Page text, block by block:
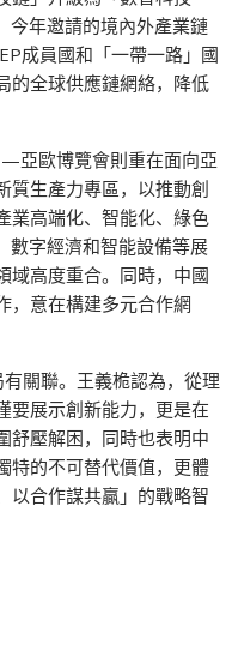
今年邀請的境內外產業鏈
成員國和「一帶一路」國
的全球供應鏈網絡，降低
亞歐博覽會則重在面向亞
質生產力專區，以推動創
業高端化、智能化、綠色
數字經濟和智能設備等展
域高度重合。同時，中國
，意在構建多元合作網
關聯。王義桅認為，從理
要展示創新能力，更是在
舒壓解困，同時也表明中
特的不可替代價值，更體
以合作謀共贏」的戰略智